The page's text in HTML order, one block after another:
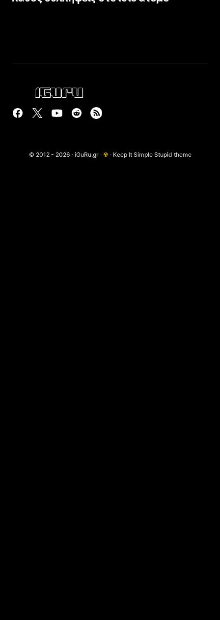
© 2012 - 2026 · iGuRu.gr · ☢ · Keep It Simple Stupid theme